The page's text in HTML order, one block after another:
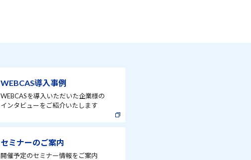
WEBCAS導入事例
WEBCASを導入いただいた企業様の
インタビューをご紹介いたします
セミナーのご案内
開催予定のセミナー情報をご案内